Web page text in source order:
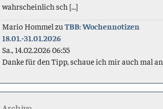
wahrscheinlich sch [...]
Mario Hommel zuTBB: Wochennotizen
18.01.-31.01.2026
Sa., 14.02.2026 06:55
Danke für den Tipp, schaue ich mir auch mal an.